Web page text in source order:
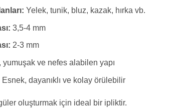
Yelek, tunik, bluz, kazak, hırka vb.
3,5-4 mm
2-3 mm
yumuşak ve nefes alabilen yapı
Esnek, dayanıklı ve kolay örülebilir
oluşturmak için ideal bir ipliktir.